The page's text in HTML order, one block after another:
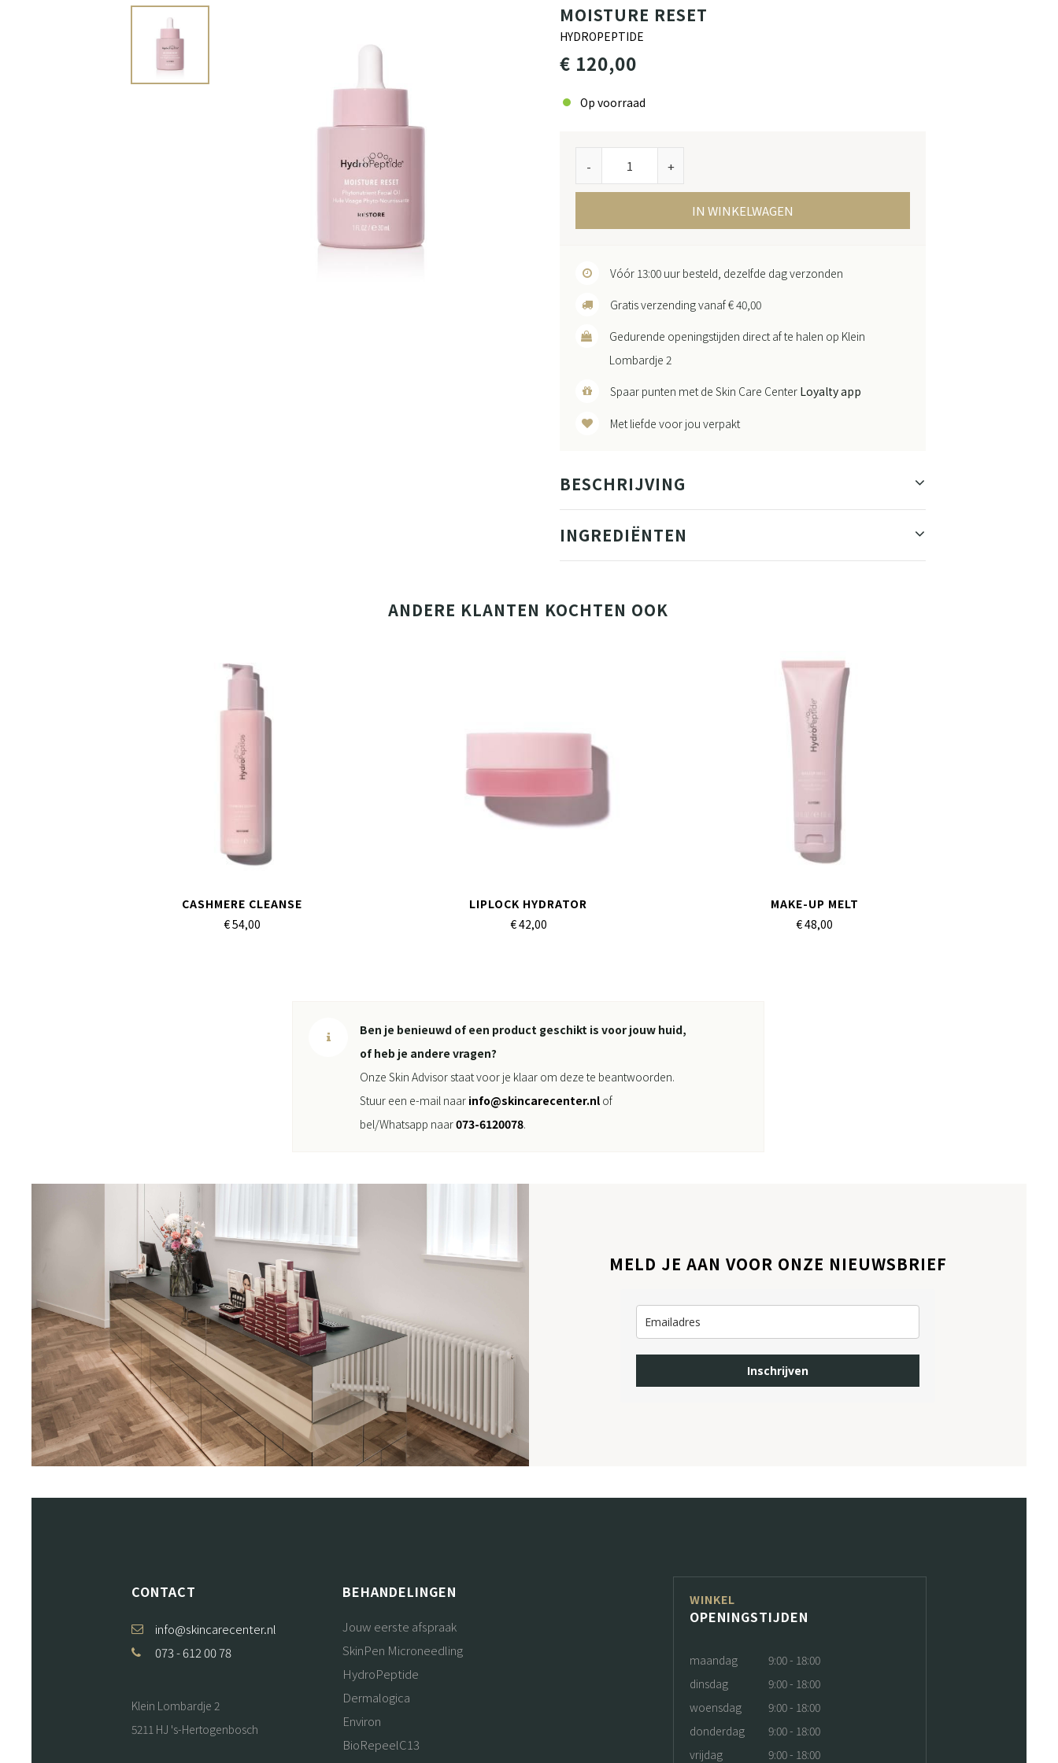
MOISTURE RESET
HYDROPEPTIDE
€ 120,00
Op voorraad
- +
IN WINKELWAGEN
Vóór 13:00 uur besteld, dezelfde dag verzonden
Gratis verzending vanaf € 40,00
Gedurende openingstijden direct af te halen op Klein
Lombardje 2
Spaar punten met de Skin Care Center Loyalty app
Met liefde voor jou verpakt
BESCHRIJVING
INGREDIËNTEN
ANDERE KLANTEN KOCHTEN OOK
CASHMERE CLEANSE
€ 54,00
LIPLOCK HYDRATOR
€ 42,00
MAKE-UP MELT
€ 48,00
Ben je benieuwd of een product geschikt is voor jouw huid,
of heb je andere vragen?
Onze Skin Advisor staat voor je klaar om deze te beantwoorden.
Stuur een e-mail naar info@skincarecenter.nl of
bel/Whatsapp naar073-6120078.
MELD JE AAN VOOR ONZE NIEUWSBRIEF
Inschrijven
CONTACT
info@skincarecenter.nl
073 - 612 00 78
Klein Lombardje 2
5211 HJ 's-Hertogenbosch
BEHANDELINGEN
Jouw eerste afspraak
SkinPen Microneedling
HydroPeptide
Dermalogica
Environ
BioRepeelC13
WINKEL
OPENINGSTIJDEN
maandag
9:00 - 18:00
dinsdag
9:00 - 18:00
woensdag
9:00 - 18:00
donderdag
9:00 - 18:00
vrijdag
9:00 - 18:00